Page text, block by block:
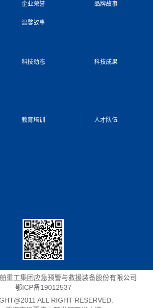
企业荣誉 品牌故事
温馨故事
科技动态 科技成果
教育培训 人才队伍
重工集团应急预警与救援装备股份有限公司
鄂ICP备19012537
ALL RIGHT RESERVED.